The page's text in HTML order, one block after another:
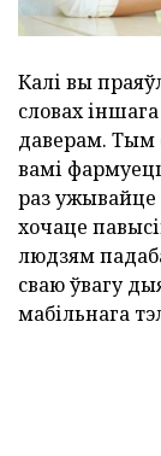
Калі вы
словах
даверам. Тым
вамі
раз ужывайце
хочаце
людзям
сваю ўвагу
мабільнага